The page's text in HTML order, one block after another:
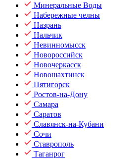
Минеральные Воды
Набережные челны
Назрань
Нальчик
Невинномысск
Новороссийск
Новочеркасск
Новошахтинск
Пятигорск
Ростов-на-Дону
Самара
Саратов
Славянск-на-Кубани
Сочи
Ставрополь
Таганрог